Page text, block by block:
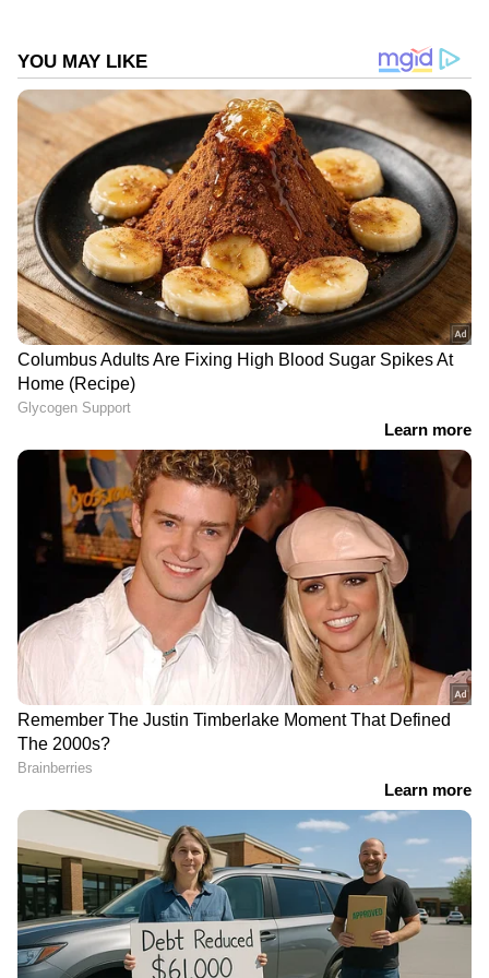
പുതുതായി രോഗലക്ഷണങ്ങളുള്ള ആരെയും
ആശുപത്രികളുൽ പ്രവേശിപ്പിച്ചിട്ടില്ല. എന്നാൽ
രോഗികളുടെ സമ്പർക്കപ്പട്ടിക 350 ആയി‍
ഉയ‍ർന്നു. ഇതിൽ കൂടുതൽ പേരും ഹൈറിസ്ക്
വിഭാഗത്തിലാണെന്ന് ജില്ലാ കളക്ടർ അറിയിച്ചു.
DOWNLOAD APP
കേരളത്തിലെ എല്ലാ വാർത്തകൾ
Kerala
Newsഅറിയാൻ എപ്പോഴും ഏഷ്യാനെറ്റ്
ന്യൂസ് വാർത്തകൾ.Malayalam News
തത്സമയ അപ്‌ഡേറ്റുകളും ആഴത്തിലുള്ള
വിശകലനവും സമഗ്രമായ റിപ്പോർട്ടിംഗും —
എല്ലാം ഒരൊറ്റ സ്ഥലത്ത്. ഏത് സമയത്തും,
എവിടെയും വിശ്വസനീയമായ വാർത്തകൾ
ലഭിക്കാൻ
Asianet News Malayalam